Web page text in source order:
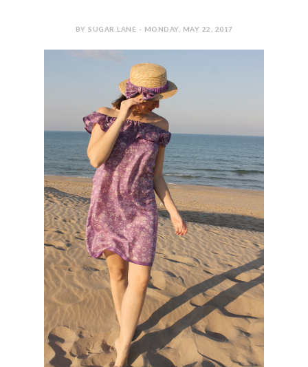
BY SUGAR LANE - MONDAY, MAY 22, 2017